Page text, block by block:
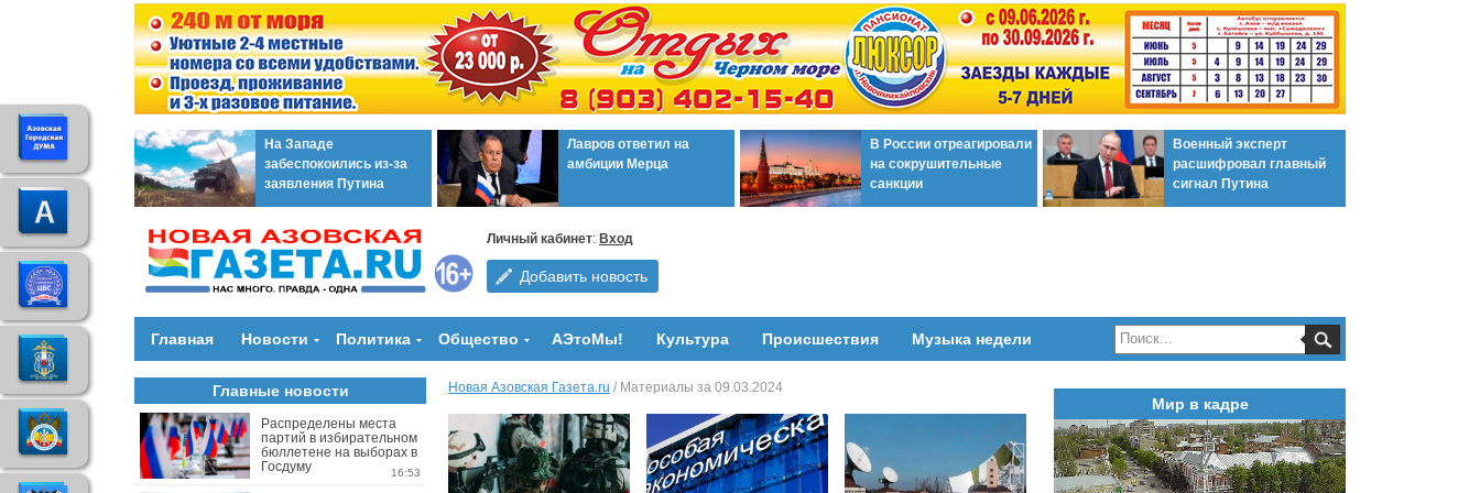
На Западе
забеспокоились из-за
заявления Путина
Лавров ответил на
амбиции Мерца
В России отреагировали
на сокрушительные
санкции
Военный эксперт
расшифровал главный
сигнал Путина
Личный кабинет: Вход
Добавить новость
Главная Новости Политика Общество АЭтоМы! Культура Происшествия Музыка недели
Новая Азовская Газета.ru / Материалы за 09.03.2024
Главные новости
Распределены места
партий в избирательном
бюллетене на выборах в
Госдуму
16:53
Мир в кадре